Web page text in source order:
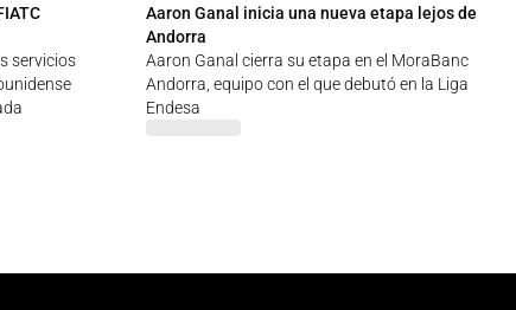
servicios
Aaron Ganal inicia una nueva etapa lejos de
Andorra
Aaron Ganal cierra su etapa en el MoraBanc
Andorra, equipo con el que debutó en la Liga
Endesa